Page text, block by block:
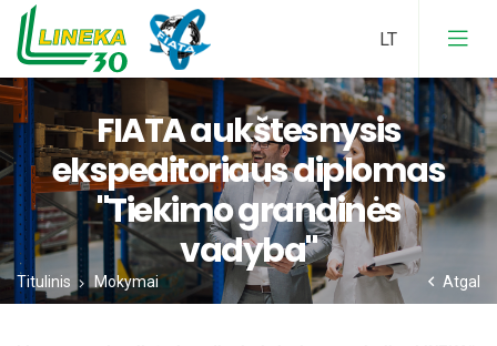
Įstatai
Veiklos Ataskaita
Veikla
Nario Mokesčiai
Narystės Nauda
FIATA aukštesnysis
ekspeditoriaus diplomas
"Tiekimo grandinės
vadyba"
Titulinis Mokymai Atgal